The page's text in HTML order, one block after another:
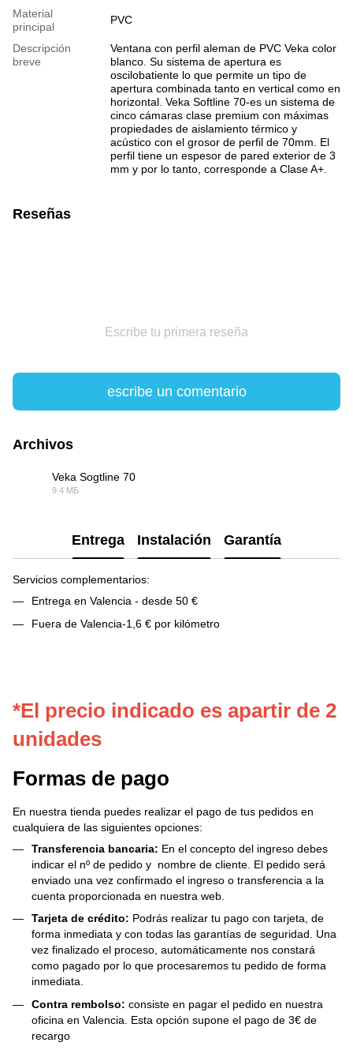
Material
principal
PVC
Descripción
breve
Ventana con perfil aleman de PVC Veka color
blanco. Su sistema de apertura es
oscilobatiente lo que permite un tipo de
apertura combinada tanto en vertical como en
horizontal. Veka Softline 70-es un sistema de
cinco cámaras clase premium con máximas
propiedades de aislamiento térmico y
acústico con el grosor de perfil de 70mm. El
perfil tiene un espesor de pared exterior de 3
mm y por lo tanto, corresponde a Clase A+.
Reseñas
Escribe tu primera reseña
escribe un comentario
Archivos
Veka Sogtline 70
9.4 МБ
Entrega Instalación Garantía
Servicios complementarios:
Entrega en Valencia - desde 50 €
Fuera de Valencia-1,6 € por kilómetro
*El precio indicado es apartir de 2
unidades
Formas de pago
En nuestra tienda puedes realizar el pago de tus pedidos en
cualquiera de las siguientes opciones:
Transferencia bancaria: En el concepto del ingreso debes
indicar el nº de pedido y nombre de cliente. El pedido será
enviado una vez confirmado el ingreso o transferencia a la
cuenta proporcionada en nuestra web.
Tarjeta de crédito: Podrás realizar tu pago con tarjeta, de
forma inmediata y con todas las garantías de seguridad. Una
vez finalizado el proceso, automáticamente nos constará
como pagado por lo que procesaremos tu pedido de forma
inmediata.
Contra rembolso: consiste en pagar el pedido en nuestra
oficina en Valencia. Esta opción supone el pago de 3€ de
recargo